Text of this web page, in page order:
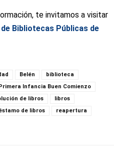
te invitamos a visitar
Bibliotecas Públicas de
Belén
biblioteca
Infancia Buen Comienzo
de libros
libros
de libros
reapertura